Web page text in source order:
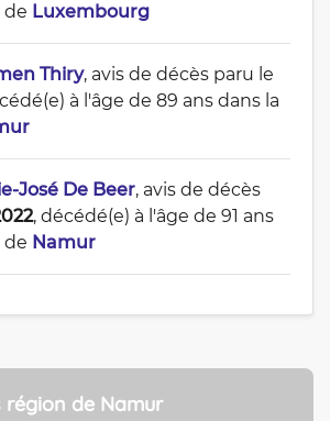
de Luxembourg
Thiry, avis de décès paru le
à l'âge de 89 ans dans la
José De Beer, avis de décès
, décédé(e) à l'âge de 91 ans
de Namur
région de Namur